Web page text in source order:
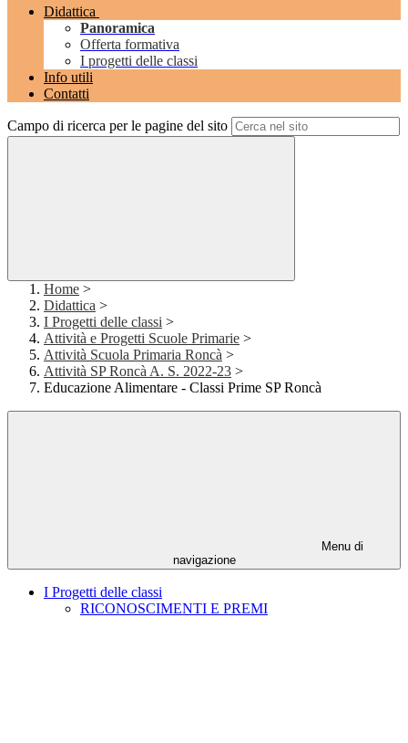
Didattica
Panoramica
Offerta formativa
I progetti delle classi
Info utili
Contatti
Campo di ricerca per le pagine del sito
Home >
Didattica >
I Progetti delle classi >
Attività e Progetti Scuole Primarie >
Attività Scuola Primaria Roncà >
Attività SP Roncà A. S. 2022-23 >
Educazione Alimentare - Classi Prime SP Roncà
Menu di
navigazione
I Progetti delle classi
RICONOSCIMENTI E PREMI